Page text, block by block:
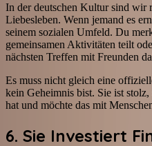
In der deutschen Kultur sind wir
Liebesleben. Wenn jemand es
seinem sozialen Umfeld. Du
gemeinsamen Aktivitäten teilt
nächsten Treffen mit Freunden
Es muss nicht gleich eine
kein Geheimnis bist. Sie ist
hat und möchte das mit
6. Sie Investiert